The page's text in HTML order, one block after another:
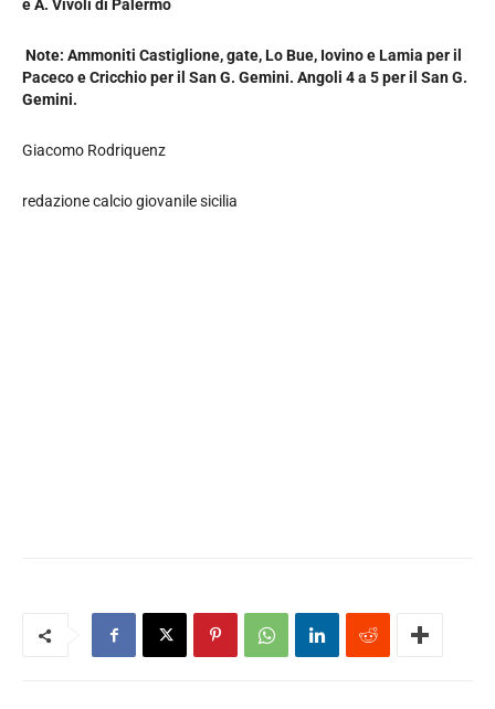
e A. Vivoli di Palermo
Note: Ammoniti Castiglione, gate, Lo Bue, Iovino e Lamia per il
Paceco e Cricchio per il San G. Gemini. Angoli 4 a 5 per il San G.
Gemini.
Giacomo Rodriquenz
redazione calcio giovanile sicilia